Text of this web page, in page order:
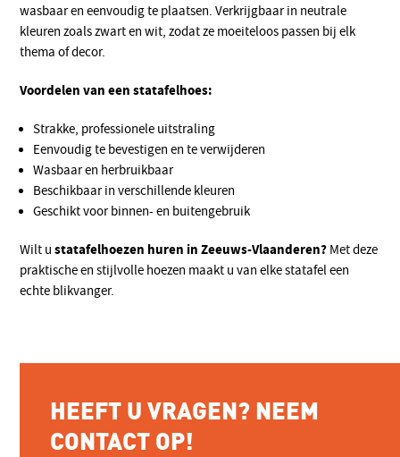
wasbaar en eenvoudig te plaatsen. Verkrijgbaar in neutrale
kleuren zoals zwart en wit, zodat ze moeiteloos passen bij elk
thema of decor.
Voordelen van een statafelhoes:
Strakke, professionele uitstraling
Eenvoudig te bevestigen en te verwijderen
Wasbaar en herbruikbaar
Beschikbaar in verschillende kleuren
Geschikt voor binnen- en buitengebruik
Wilt ustatafelhoezen huren in Zeeuws-Vlaanderen? Met deze
praktische en stijlvolle hoezen maakt u van elke statafel een
echte blikvanger.
HEEFT U VRAGEN? NEEM
CONTACT OP!